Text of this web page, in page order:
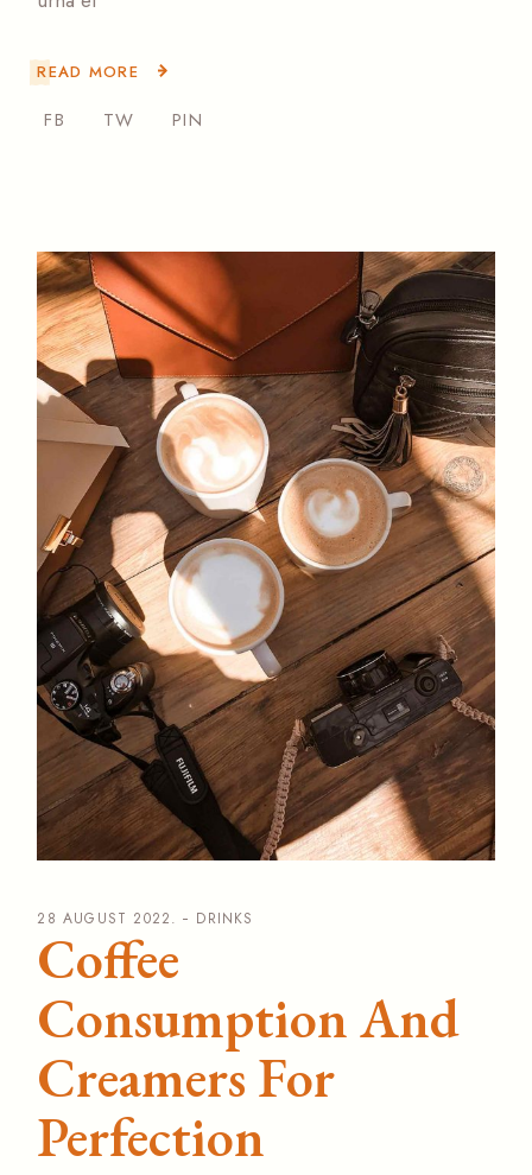
READ MORE
FB TW PIN
28 AUGUST 2022. DRINKS
Coffee
Consumption And
Creamers For
Perfection